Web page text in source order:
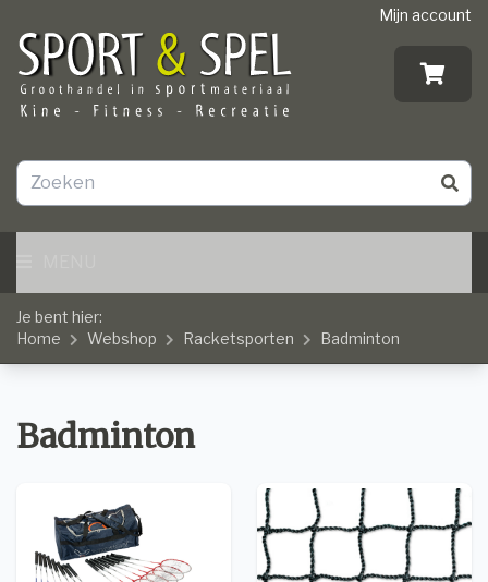
Mijn account
Je bent hier:
Home
Webshop Racketsporten Badminton
Badminton